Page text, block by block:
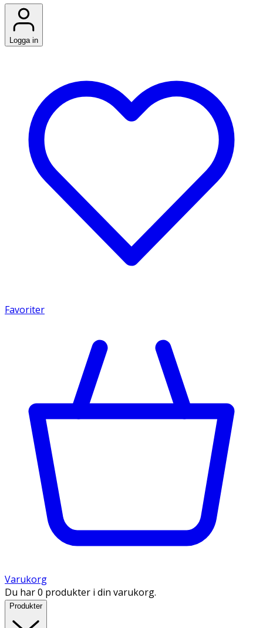
Logga in
Favoriter
Varukorg
Du har 0 produkter i din varukorg.
Produkter